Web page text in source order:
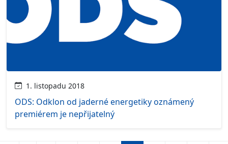
1. listopadu 2018
ODS: Odklon od jaderné energetiky oznámený
premiérem je nepřijatelný